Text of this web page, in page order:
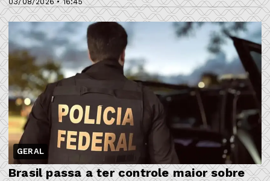
GERAL
Brasil passa a ter controle maior sobre